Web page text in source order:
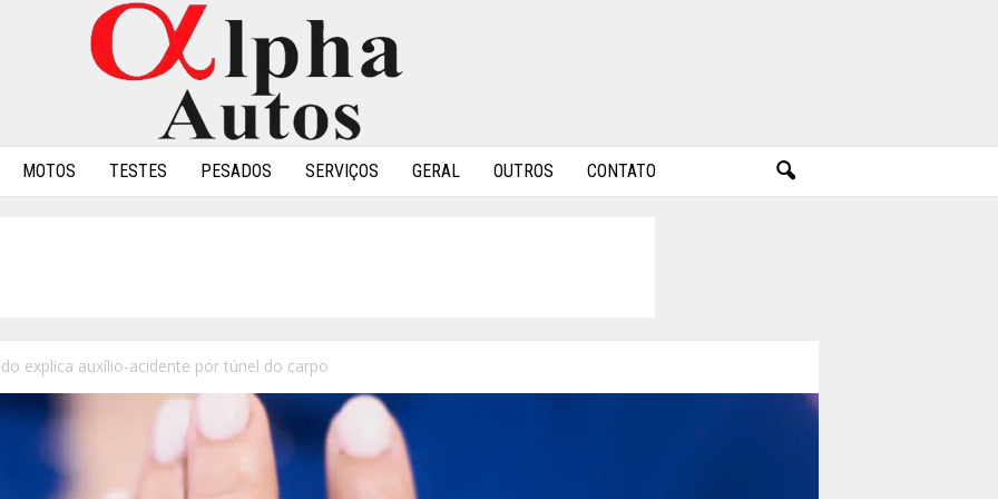
MOTOS TESTES PESADOS SERVIÇOS GERAL OUTROS CONTATO
explica auxílio-acidente por túnel do carpo